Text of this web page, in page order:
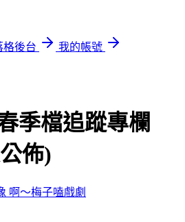
格後台
我的帳號
季檔追蹤專欄
佈)
啊～梅子嗑戲劇